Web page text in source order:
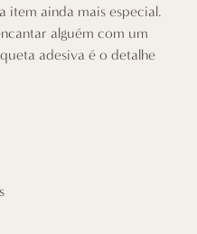
item ainda mais especial.
alguém com um
adesiva é o detalhe